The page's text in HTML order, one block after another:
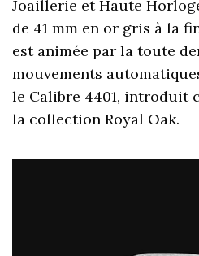
Joaillerie et Haute
de 41 mm en or gris à la
est animée par la toute
mouvements
le Calibre 4401, introduit
la collection Royal Oak.